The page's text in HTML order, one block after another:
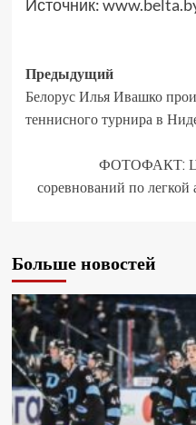
Источник:
Предыдущий
Белорус Илья Ивашко
теннисного турнира в
ФОТОФАКТ:
соревнований по
Больше новостей